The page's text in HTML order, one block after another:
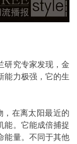
研究专家发现，金
能力极强，它的生
在离太阳最近的
能。它能成倍捕捉
能量。不同于其他